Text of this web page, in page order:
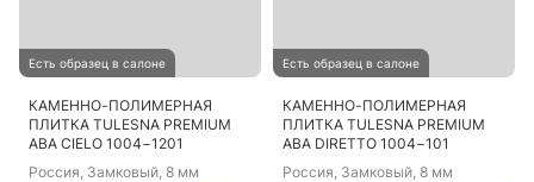
Есть образец в салоне
КАМЕННО-ПОЛИМЕРНАЯ
ПЛИТКА TULESNA PREMIUM
ABA CIELO 1004−1201
Россия, Замковый, 8 мм
Есть образец в салоне
КАМЕННО-ПОЛИМЕРНАЯ
ПЛИТКА TULESNA PREMIUM
ABA DIRETTO 1004−101
Россия, Замковый, 8 мм